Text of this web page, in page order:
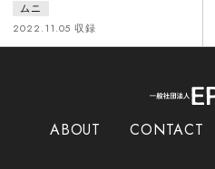
る。ある日、顧問の先生の訃報と
残された草稿が発見される。「わ
たしはことばそれ自体になりたか
成された物語ではなく、未完成の
れた言葉を「聞く」ことからはじ
ムニ
2022.11.05 収録
ABOUT CONTACT